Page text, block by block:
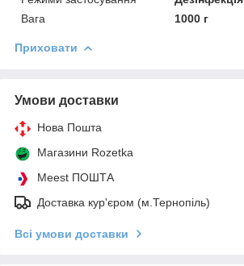
Вага
1000 г
Приховати
Умови доставки
Нова Пошта
Магазини Rozetka
Meest ПОШТА
Доставка кур'єром (м.Тернопіль)
Всі умови доставки